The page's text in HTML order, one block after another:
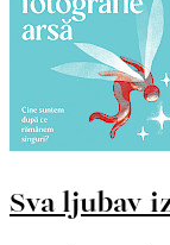
Sva ljubav